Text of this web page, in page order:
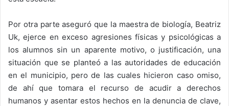
Por otra parte aseguró que la maestra de biología, Beatriz
Uk, ejerce en exceso agresiones físicas y psicológicas a
los alumnos sin un aparente motivo, o justificación, una
situación que se planteó a las autoridades de educación
en el municipio, pero de las cuales hicieron caso omiso,
de ahí que tomara el recurso de acudir a derechos
humanos y asentar estos hechos en la denuncia de clave,